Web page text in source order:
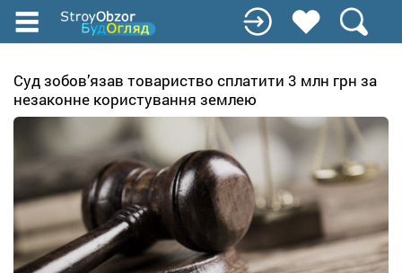
Перейти
содержанию
Суд зобов’язав товариство сплатити 3 млн грн за
незаконне користування землею